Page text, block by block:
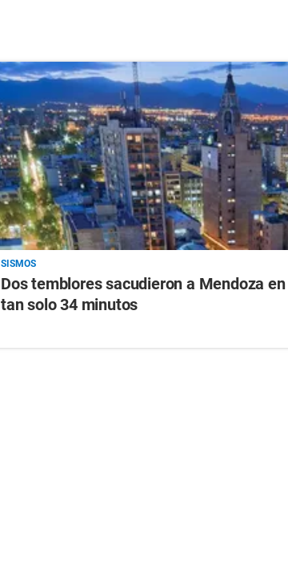
SISMOS
Dos temblores sacudieron a Mendoza en
tan solo 34 minutos